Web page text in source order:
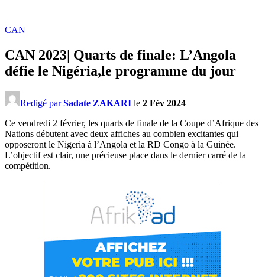
CAN
CAN 2023| Quarts de finale: L’Angola
défie le Nigéria,le programme du jour
Redigé parSadate ZAKARI le 2 Fév 2024
Ce vendredi 2 février, les quarts de finale de la Coupe d’Afrique des
Nations débutent avec deux affiches au combien excitantes qui
opposeront le Nigeria à l’Angola et la RD Congo à la Guinée.
L’objectif est clair, une précieuse place dans le dernier carré de la
compétition.